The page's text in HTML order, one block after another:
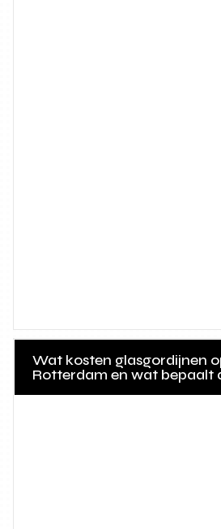
Wat kosten glasgordijnen
Rotterdam en wat bepaalt